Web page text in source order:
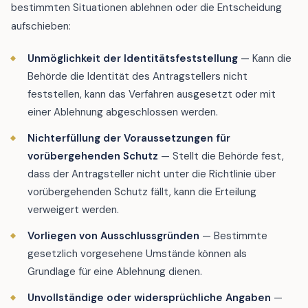
bestimmten Situationen ablehnen oder die Entscheidung
aufschieben:
Unmöglichkeit der Identitätsfeststellung — Kann die
Behörde die Identität des Antragstellers nicht
feststellen, kann das Verfahren ausgesetzt oder mit
einer Ablehnung abgeschlossen werden.
Nichterfüllung der Voraussetzungen für
vorübergehenden Schutz — Stellt die Behörde fest,
dass der Antragsteller nicht unter die Richtlinie über
vorübergehenden Schutz fällt, kann die Erteilung
verweigert werden.
Vorliegen von Ausschlussgründen — Bestimmte
gesetzlich vorgesehene Umstände können als
Grundlage für eine Ablehnung dienen.
Unvollständige oder widersprüchliche Angaben —